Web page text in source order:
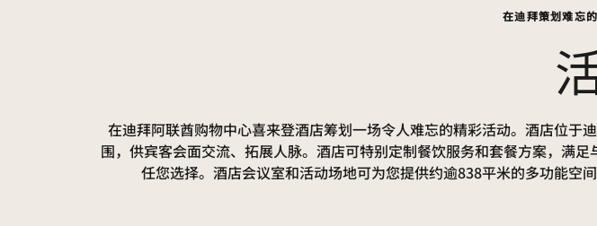
在迪拜策划难忘
在迪拜阿联酋购物中心喜来登酒店筹划一场令人难忘的精彩活动。酒店位
围，供宾客会面交流、拓展人脉。酒店可特别定制餐饮服务和套餐方案，满
任您选择。酒店会议室和活动场地可为您提供约逾838平米的多功能空